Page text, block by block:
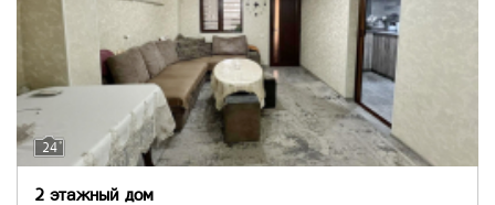
24
2 этажный дом